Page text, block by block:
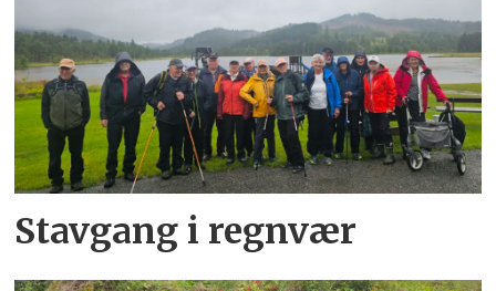
Stavgang i regnvær